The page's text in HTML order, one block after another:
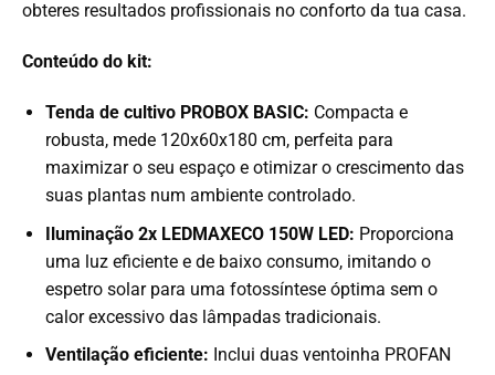
obteres resultados profissionais no conforto da tua casa.
Conteúdo do kit:
Tenda de cultivo PROBOX BASIC: Compacta e
robusta, mede 120x60x180 cm, perfeita para
maximizar o seu espaço e otimizar o crescimento das
suas plantas num ambiente controlado.
Iluminação 2x LEDMAXECO 150W LED: Proporciona
uma luz eficiente e de baixo consumo, imitando o
espetro solar para uma fotossíntese óptima sem o
calor excessivo das lâmpadas tradicionais.
Ventilação eficiente: Inclui duas ventoinha PROFAN